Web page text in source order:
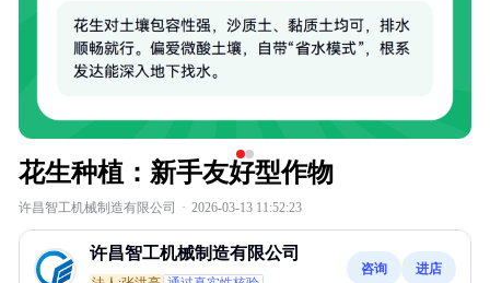
花生种植：新手友好型作物
许昌智工机械制造有限公司 · 2026-03-13 11:52:23
许昌智工机械制造有限公司
咨询 进店